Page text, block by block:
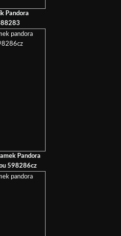
Pandora
Pandora
598286cz